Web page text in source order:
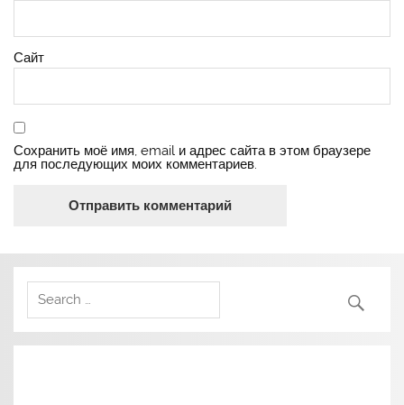
Сайт
Сохранить моё имя, email и адрес сайта в этом браузере
для последующих моих комментариев.